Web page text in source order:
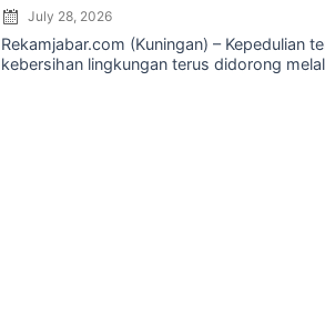
July 28, 2026
Rekamjabar.com (Kuningan) – Kepedulian
kebersihan lingkungan terus didorong